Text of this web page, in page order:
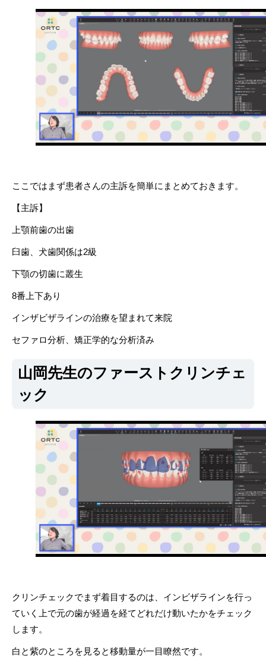
ここではまず患者さんの主訴を簡単にまとめておきます。
【主訴】
上顎前歯の出歯
臼歯、犬歯関係は2級
下顎の切歯に叢生
8番上下あり
インザビザラインの治療を望まれて来院
セファロ分析、矯正学的な分析済み
山岡先生のファーストクリンチェ
ック
クリンチェックでまず着目するのは、インビザラインを行っ
ていく上で元の歯が経過を経てどれだけ動いたかをチェック
します。
白と紫のところを見ると移動量が一目瞭然です。